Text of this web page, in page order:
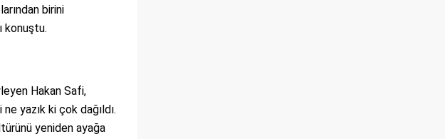
birini
konuştu.
Hakan Safi,
yazık ki çok dağıldı.
yeniden ayağa